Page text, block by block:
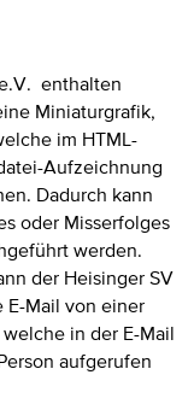
enthalten
Miniaturgrafik,
im HTML-
Aufzeichnung
Dadurch kann
oder Misserfolges
werden.
der Heisinger SV
Mail von einer
in der E-Mail
aufgerufen